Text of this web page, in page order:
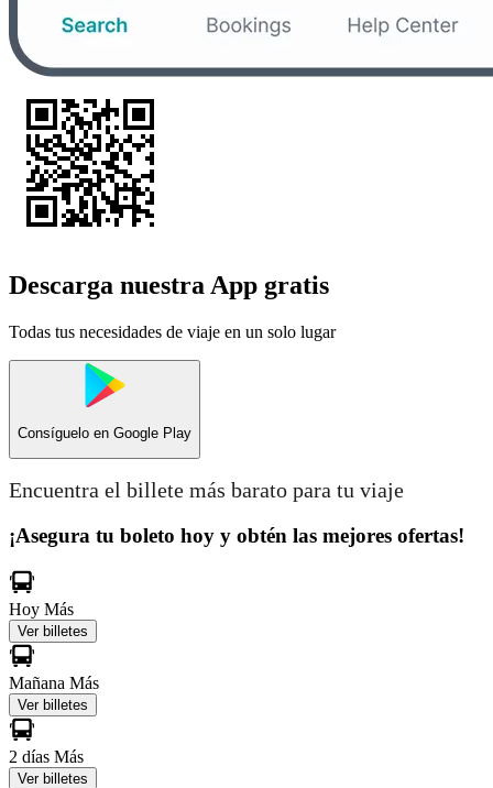
Descarga nuestra App gratis
Todas tus necesidades de viaje en un solo lugar
Consíguelo en Google Play
Encuentra el billete más barato para tu viaje
¡Asegura tu boleto hoy y obtén las mejores ofertas!
Hoy Más
Ver billetes
Mañana Más
Ver billetes
2 días Más
Ver billetes